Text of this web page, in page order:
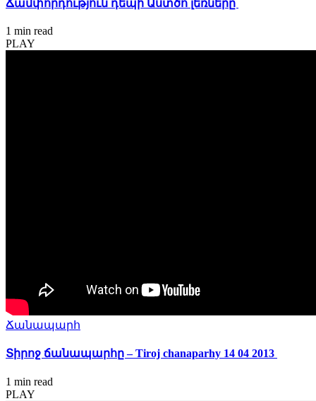
Ճամփորդություն դեպի Աստծո լեռները
1 min read
PLAY
Ճանապարհ
Տիրոջ ճանապարհը – Tiroj chanaparhy 14 04 2013
1 min read
PLAY